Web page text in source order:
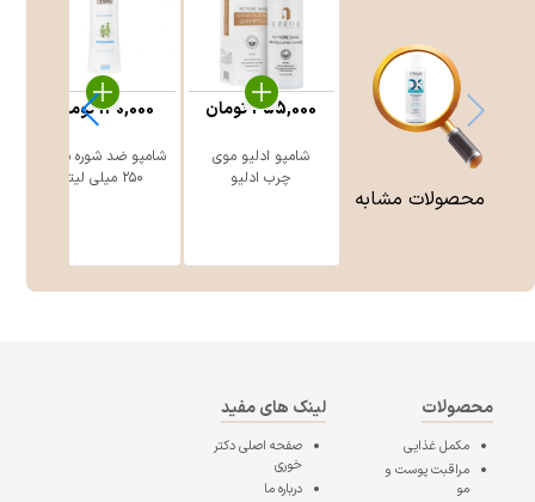
محصولات مشابه
شامپو ادلیو موی
چرب ادلیو
455,000تومان
شامپو ضد شوره سینره
۲۵۰ میلی لیتر
130,000تومان
محصولات
مکمل غذایی
مراقبت پوست و
مو
لینک های مفید
صفحه اصلیدکتر
خوری
درباره ما